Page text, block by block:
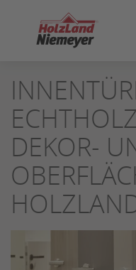
SEITENINHALT
SPRINGEN
DEKOR-
OLZLAND